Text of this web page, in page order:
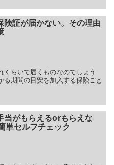
険証が届かない。その理由
らいで届くものなのでしょう
期間の目安を加入する保険ごと
当がもらえるorもらえな
単セルフチェック